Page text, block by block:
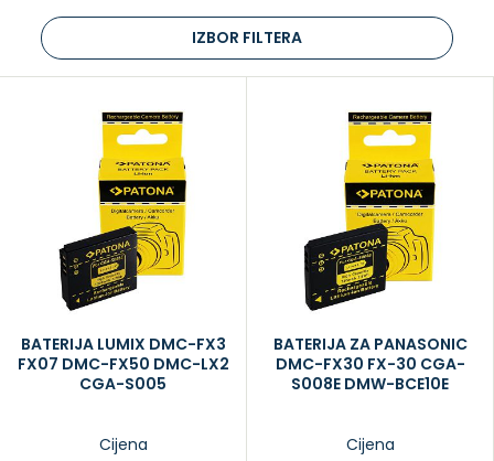
IZBOR FILTERA
BATERIJA LUMIX DMC-FX3
FX07 DMC-FX50 DMC-LX2
CGA-S005
Cijena
BATERIJA ZA PANASONIC
DMC-FX30 FX-30 CGA-
S008E DMW-BCE10E
Cijena